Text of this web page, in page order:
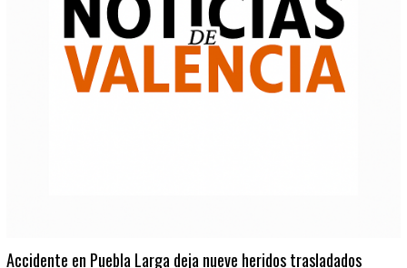
Accidente en Puebla Larga deja nueve heridos trasladados